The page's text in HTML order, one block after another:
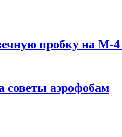
пробку на М-
советы аэрофобам